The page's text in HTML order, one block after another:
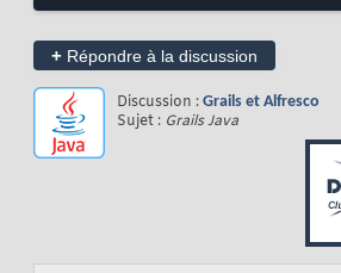
+ Répondre à la discussion
Discussion : Grails et Alfresco
Sujet : Grails Java